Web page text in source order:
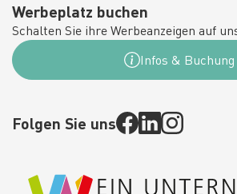
Werbeplatz buchen
Schalten Sie ihre Werbeanzeigen auf
Infos & Buchung
Folgen Sie uns